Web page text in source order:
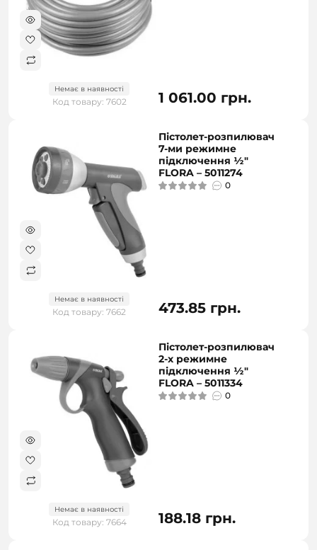
Немає в наявності
Код товару: 7602 1 061.00 грн.
Немає в наявності
Код товару: 7662
Пістолет-розпилювач
7-ми режимне
підключення ½"
FLORA – 5011274
0
473.85 грн.
Немає в наявності
Код товару: 7664
Пістолет-розпилювач
2-х режимне
підключення ½"
FLORA – 5011334
0
188.18 грн.